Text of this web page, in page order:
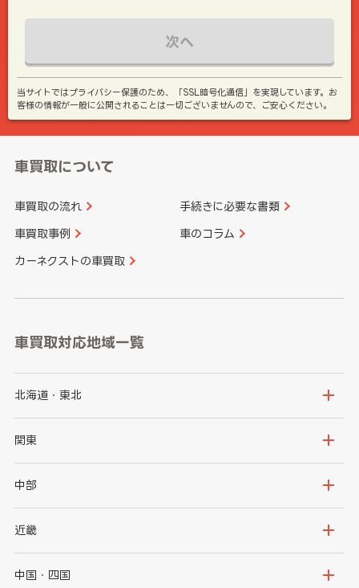
次へ
当サイトではプライバシー保護のため、「SSL暗号化通信」を実現しています。お
客様の情報が一般に公開されることは一切ございませんので、ご安心ください。
車買取について
車買取の流れ 手続きに必要な書類
車買取事例 車のコラム
カーネクストの車買取
車買取対応地域一覧
北海道・東北
北海道
岩手県
秋田県
関東
茨城県
群馬県
千葉県
中部
新潟県
石川県
近畿
大阪府
中国・四国